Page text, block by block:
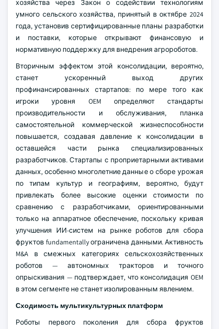
хозяйства через Закон о содействии технологиям
умного сельского хозяйства, принятый в октябре 2024
года, установив сертифицированные планы разработки
и поставки, которые открывают финансовую и
нормативную поддержку для внедрения агророботов.
Вторичным эффектом этой консолидации, вероятно,
станет ускоренный выход других
профинансированных стартапов: по мере того как
игроки уровня OEM определяют стандарты
производительности и обслуживания, планка
самостоятельной коммерческой жизнеспособности
повышается, создавая давление к консолидации в
оставшейся части рынка специализированных
разработчиков. Стартапы с проприетарными активами
данных, особенно многолетние данные о сборе урожая
по типам культур и географиям, вероятно, будут
привлекать более высокие оценки стоимости по
сравнению с разработчиками, ориентированными
только на аппаратное обеспечение, поскольку кривая
улучшения ИИ-систем на рынке роботов для сбора
фруктов fundamentally ограничена данными. Активность
M&A в смежных категориях сельскохозяйственных
роботов — автономных тракторов и точного
опрыскивания — подтверждает, что консолидация OEM
в этом сегменте не станет изолированным явлением.
Сходимость мультикультурных платформ
Роботы первого поколения для сбора фруктов